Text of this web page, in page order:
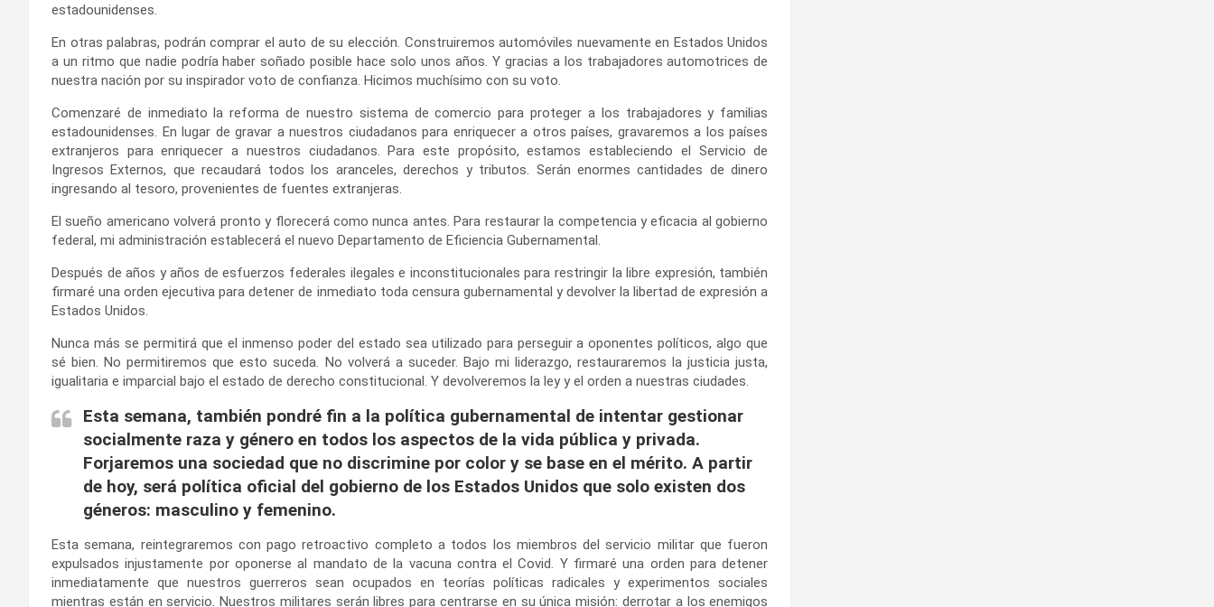
estadounidenses.
En otras palabras, podrán comprar el auto de su elección. Construiremos automóviles nuevamente en Estados Unidos
a un ritmo que nadie podría haber soñado posible hace solo unos años. Y gracias a los trabajadores automotrices de
nuestra nación por su inspirador voto de confianza. Hicimos muchísimo con su voto.
Comenzaré de inmediato la reforma de nuestro sistema de comercio para proteger a los trabajadores y familias
estadounidenses. En lugar de gravar a nuestros ciudadanos para enriquecer a otros países, gravaremos a los países
extranjeros para enriquecer a nuestros ciudadanos. Para este propósito, estamos estableciendo el Servicio de
Ingresos Externos, que recaudará todos los aranceles, derechos y tributos. Serán enormes cantidades de dinero
ingresando al tesoro, provenientes de fuentes extranjeras.
El sueño americano volverá pronto y florecerá como nunca antes. Para restaurar la competencia y eficacia al gobierno
federal, mi administración establecerá el nuevo Departamento de Eficiencia Gubernamental.
Después de años y años de esfuerzos federales ilegales e inconstitucionales para restringir la libre expresión, también
firmaré una orden ejecutiva para detener de inmediato toda censura gubernamental y devolver la libertad de expresión a
Estados Unidos.
Nunca más se permitirá que el inmenso poder del estado sea utilizado para perseguir a oponentes políticos, algo que
sé bien. No permitiremos que esto suceda. No volverá a suceder. Bajo mi liderazgo, restauraremos la justicia justa,
igualitaria e imparcial bajo el estado de derecho constitucional. Y devolveremos la ley y el orden a nuestras ciudades.
Esta semana, también pondré fin a la política gubernamental de intentar gestionar
socialmente raza y género en todos los aspectos de la vida pública y privada.
Forjaremos una sociedad que no discrimine por color y se base en el mérito. A partir
de hoy, será política oficial del gobierno de los Estados Unidos que solo existen dos
géneros: masculino y femenino.
Esta semana, reintegraremos con pago retroactivo completo a todos los miembros del servicio militar que fueron
expulsados injustamente por oponerse al mandato de la vacuna contra el Covid. Y firmaré una orden para detener
inmediatamente que nuestros guerreros sean ocupados en teorías políticas radicales y experimentos sociales
mientras están en servicio. Nuestros militares serán libres para centrarse en su única misión: derrotar a los enemigos